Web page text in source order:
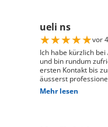
ueli ns
★★★★★vor
Ich habe kürzlich
und bin rundum
ersten Kontakt bis
äusserst
hervorheben
durch Herrn David
Mehr lesen